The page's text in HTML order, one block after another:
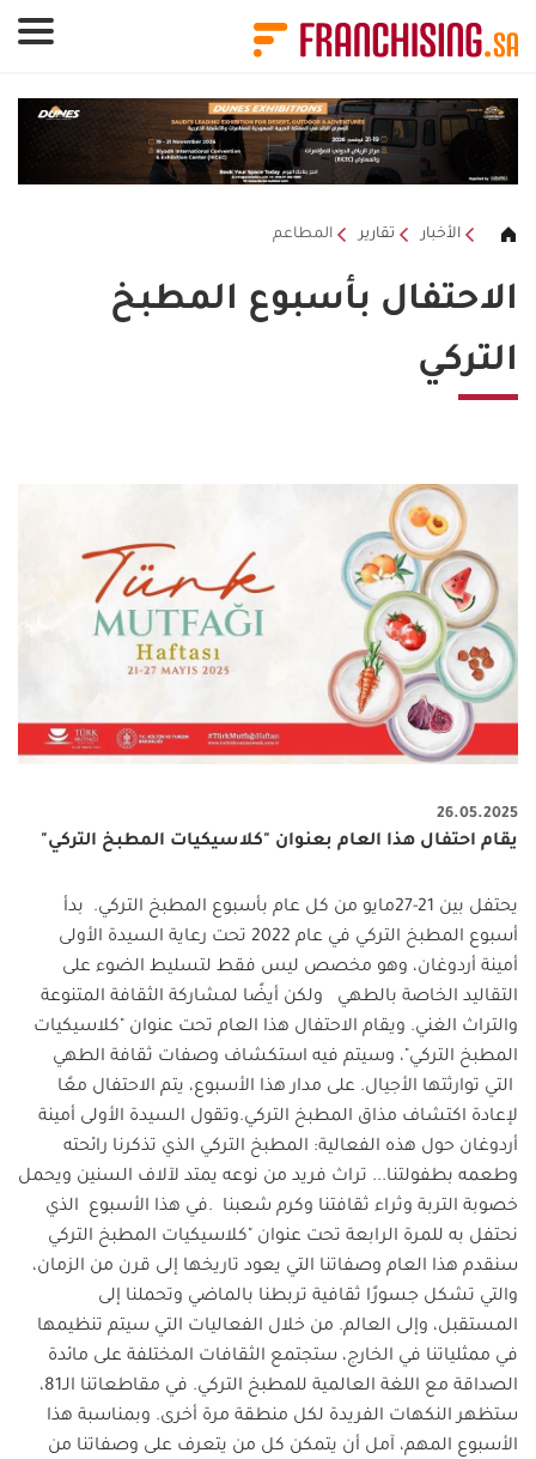
الأخبار تقارير المطاعم
الاحتفال بأسبوع المطبخ
التركي
26.05.2025
يقام احتفال هذا العام بعنوان "كلاسيكيات المطبخ التركي"
يحتفل بين 21-27مايو من كل عام بأسبوع المطبخ التركي. بدأ
أسبوع المطبخ التركي في عام 2022 تحت رعاية السيدة الأولى
أمينة أردوغان، وهو مخصص ليس فقط لتسليط الضوء على
التقاليد الخاصة بالطهي ولكن أيضًا لمشاركة الثقافة المتنوعة
والتراث الغني. ويقام الاحتفال هذا العام تحت عنوان "كلاسيكيات
المطبخ التركي"، وسيتم فيه استكشاف وصفات ثقافة الطهي
التي توارثتها الأجيال. على مدار هذا الأسبوع، يتم الاحتفال معًا
لإعادة اكتشاف مذاق المطبخ التركي.وتقول السيدة الأولى أمينة
أردوغان حول هذه الفعالية: المطبخ التركي الذي تذكرنا رائحته
وطعمه بطفولتنا... تراث فريد من نوعه يمتد لآلاف السنين ويحمل
خصوبة التربة وثراء ثقافتنا وكرم شعبنا .في هذا الأسبوع الذي
نحتفل به للمرة الرابعة تحت عنوان "كلاسيكيات المطبخ التركي
سنقدم هذا العام وصفاتنا التي يعود تاريخها إلى قرن من الزمان،
والتي تشكل جسورًا ثقافية تربطنا بالماضي وتحملنا إلى
المستقبل، وإلى العالم. من خلال الفعاليات التي سيتم تنظيمها
في ممثلياتنا في الخارج، ستجتمع الثقافات المختلفة على مائدة
الصداقة مع اللغة العالمية للمطبخ التركي.
في مقاطعاتنا الـ81،
ستظهر النكهات الفريدة لكل منطقة مرة أخرى. وبمناسبة هذا
الأسبوع المهم، آمل أن يتمكن كل من يتعرف على وصفاتنا من
لوحة إدارة ملفات تعريف الارتباط